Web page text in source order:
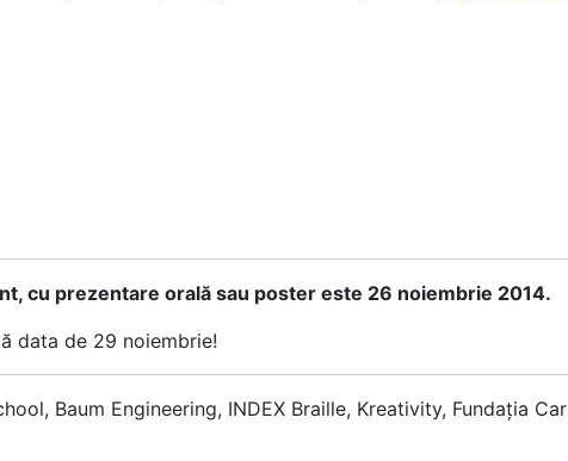
cu prezentare orală sau poster este 26 noiembrie 2014.
data de 29 noiembrie!
Baum Engineering, INDEX Braille, Kreativity, Fundația